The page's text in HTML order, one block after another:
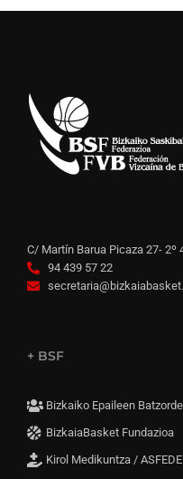
C/ Martín Barua Picaza 27- 2º
94 439 57 22
+ BSF
Bizkaiko Epaileen
BizkaiaBasket Fundazioa
Kirol Medikuntza /